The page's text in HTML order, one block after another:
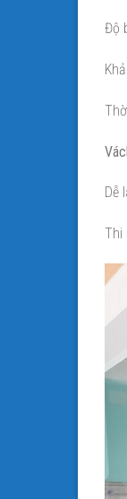
Độ
Dễ
Thi